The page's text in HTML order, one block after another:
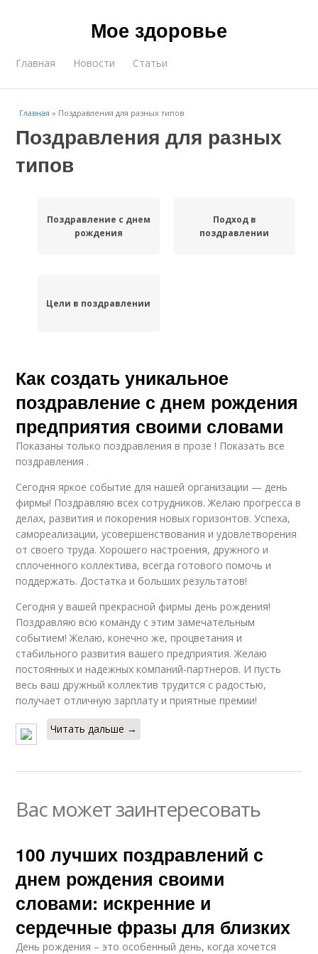
Мое здоровье
Главная Новости Статьи
Главная » Поздравления для разных типов
Поздравления для разных
типов
Поздравление с днем
рождения
Подход в
поздравлении
Цели в поздравлении
Как создать уникальное
поздравление с днем рождения
предприятия своими словами
Показаны только поздравления в прозе ! Показать все
поздравления .
Сегодня яркое событие для нашей организации — день
фирмы! Поздравляю всех сотрудников. Желаю прогресса в
делах, развития и покорения новых горизонтов. Успеха,
самореализации, усовершенствования и удовлетворения
от своего труда. Хорошего настроения, дружного и
сплоченного коллектива, всегда готового помочь и
поддержать. Достатка и больших результатов!
Сегодня у вашей прекрасной фирмы день рождения!
Поздравляю всю команду с этим замечательным
событием! Желаю, конечно же, процветания и
стабильного развития вашего предприятия. Желаю
постоянных и надежных компаний-партнеров. И пусть
весь ваш дружный коллектив трудится с радостью,
получает отличную зарплату и приятные премии!
Читать дальше →
Вас может заинтересовать
100 лучших поздравлений с
днем рождения своими
словами: искренние и
сердечные фразы для близких
День рождения – это особенный день, когда хочется